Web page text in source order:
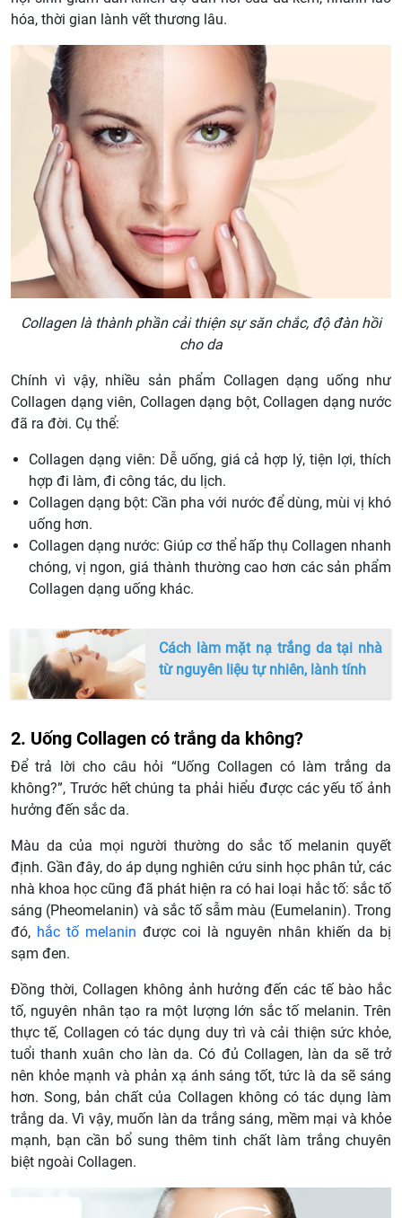
hóa, thời gian lành vết thương lâu.
Collagen là thành phần cải thiện sự săn chắc, độ đàn hồi
cho da
Chính vì vậy, nhiều sản phẩm Collagen dạng uống như
Collagen dạng viên, Collagen dạng bột, Collagen dạng nước
đã ra đời. Cụ thể:
Collagen dạng viên: Dễ uống, giá cả hợp lý, tiện lợi, thích
hợp đi làm, đi công tác, du lịch.
Collagen dạng bột: Cần pha với nước để dùng, mùi vị khó
uống hơn.
Collagen dạng nước: Giúp cơ thể hấp thụ Collagen nhanh
chóng, vị ngon, giá thành thường cao hơn các sản phẩm
Collagen dạng uống khác.
Cách làm mặt nạ trắng da tại nhà
từ nguyên liệu tự nhiên, lành tính
2. Uống Collagen có trắng da không?
Để trả lời cho câu hỏi “Uống Collagen có làm trắng da
không?”, Trước hết chúng ta phải hiểu được các yếu tố ảnh
hưởng đến sắc da.
Màu da của mọi người thường do sắc tố melanin quyết
định. Gần đây, do áp dụng nghiên cứu sinh học phân tử, các
nhà khoa học cũng đã phát hiện ra có hai loại hắc tố: sắc tố
sáng (Pheomelanin) và sắc tố sẫm màu (Eumelanin). Trong
đó, hắc tố melanin được coi là nguyên nhân khiến da bị
sạm đen.
Đồng thời, Collagen không ảnh hưởng đến các tế bào hắc
tố, nguyên nhân tạo ra một lượng lớn sắc tố melanin. Trên
thực tế, Collagen có tác dụng duy trì và cải thiện sức khỏe,
tuổi thanh xuân cho làn da. Có đủ Collagen, làn da sẽ trở
nên khỏe mạnh và phản xạ ánh sáng tốt, tức là da sẽ sáng
hơn. Song, bản chất của Collagen không có tác dụng làm
trắng da. Vì vậy, muốn làn da trắng sáng, mềm mại và khỏe
mạnh, bạn cần bổ sung thêm tinh chất làm trắng chuyên
biệt ngoài Collagen.